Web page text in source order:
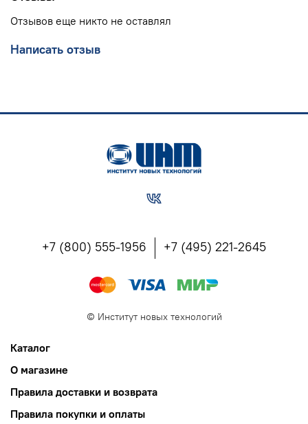
Отзывов еще никто не оставлял
Написать отзыв
+7 (800) 555-1956 +7 (495) 221-2645
© Институт новых технологий
Каталог
О магазине
Правила доставки и возврата
Правила покупки и оплаты